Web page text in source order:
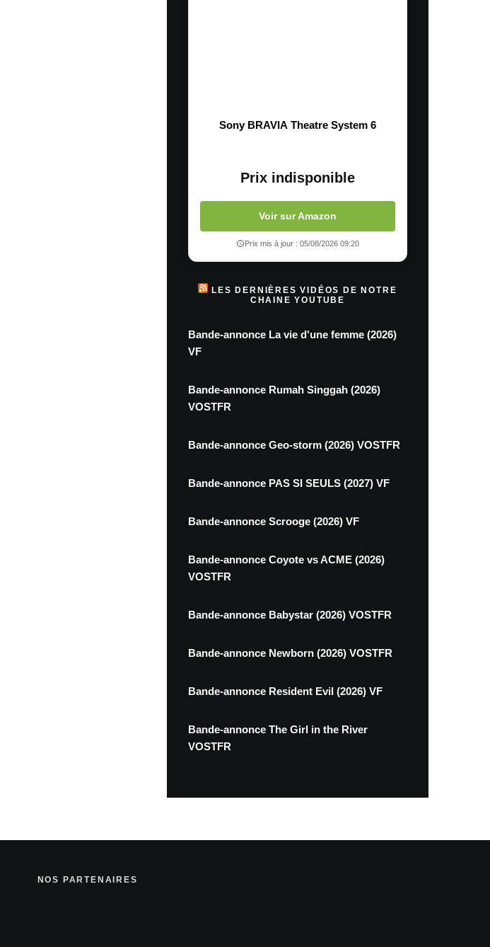
Sony BRAVIA Theatre System 6
Prix indisponible
Voir sur Amazon
Prix mis à jour : 05/08/2026 09:20
LES DERNIÈRES VIDÉOS DE NOTRE
CHAINE YOUTUBE
Bande-annonce La vie d'une femme (2026)
VF
Bande-annonce Rumah Singgah (2026)
VOSTFR
Bande-annonce Geo-storm (2026) VOSTFR
Bande-annonce PAS SI SEULS (2027) VF
Bande-annonce Scrooge (2026) VF
Bande-annonce Coyote vs ACME (2026)
VOSTFR
Bande-annonce Babystar (2026) VOSTFR
Bande-annonce Newborn (2026) VOSTFR
Bande-annonce Resident Evil (2026) VF
Bande-annonce The Girl in the River
VOSTFR
NOS PARTENAIRES